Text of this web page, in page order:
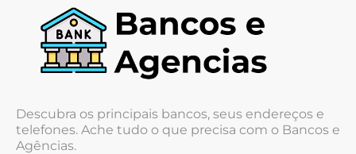
Descubra os principais bancos, seus endereços e
telefones. Ache tudo o que precisa com o Bancos e
Agências.